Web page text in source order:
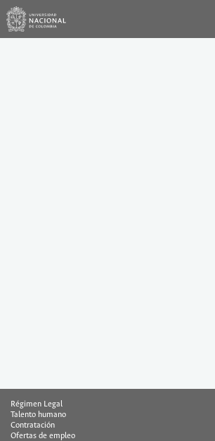
Régimen Legal
Talento humano
Contratación
Ofertas de empleo